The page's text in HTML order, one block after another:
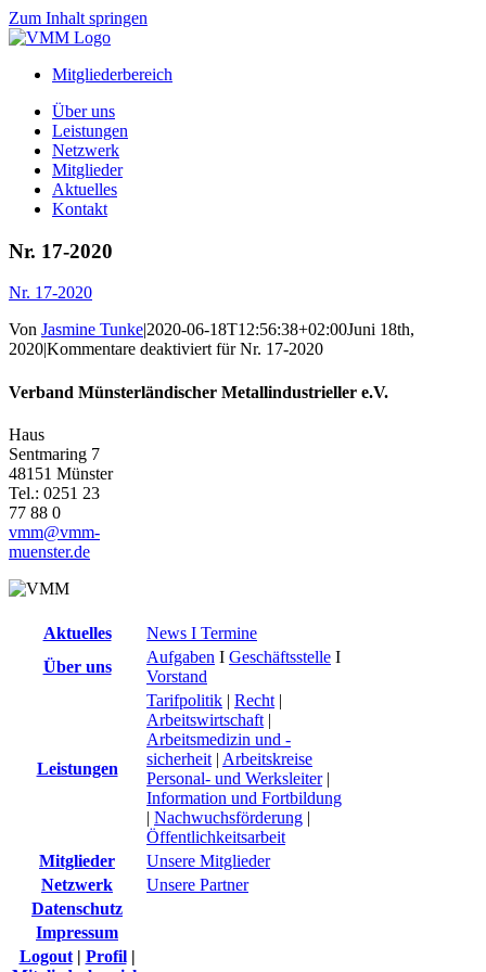
Zum Inhalt springen
Mitgliederbereich
Über uns
Leistungen
Netzwerk
Mitglieder
Aktuelles
Kontakt
Nr. 17-2020
Nr. 17-2020
Von Jasmine Tunke|2020-06-18T12:56:38+02:00Juni 18th,
2020|Kommentare deaktiviertfür Nr. 17-2020
Verband Münsterländischer Metallindustrieller e.V.
Haus
Sentmaring 7
48151 Münster
Tel.: 0251 23
77 88 0
vmm@vmm-
muenster.de
Aktuelles
News I Termine
Über uns
Aufgaben I Geschäftsstelle I
Vorstand
Leistungen
Tarifpolitik | Recht |
Arbeitswirtschaft |
Arbeitsmedizin und -
sicherheit | Arbeitskreise
Personal- und Werksleiter|
Information und Fortbildung
| Nachwuchsförderung |
Öffentlichkeitsarbeit
Mitglieder
Unsere Mitglieder
Netzwerk
Unsere Partner
Datenschutz
Impressum
Logout| Profil|